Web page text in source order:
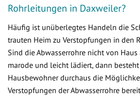
Rohrleitungen in Daxweiler?
Häufig ist unüberlegtes Handeln die
trauten Heim zu Verstopfungen in den
Sind die Abwasserrohre nicht von
marode und leicht lädiert, dann
Hausbewohner durchaus die
Verstopfungen der Abwasserrohre